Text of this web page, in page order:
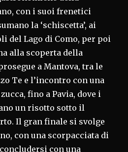
con i suoi frenetici
la ‘schiscetta’, ai
del Lago di Como, per poi
alla scoperta della
a Mantova, tra le
Te e l’incontro con una
fino a Pavia, dove i
un risotto sotto il
Il gran finale si svolge
con una scorpacciata di
con una